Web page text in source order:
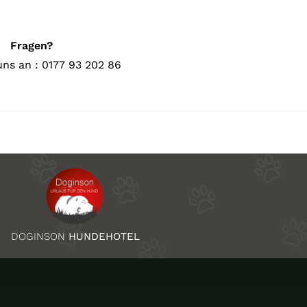
Fragen?
an : 0177 93 202 86
DOGINSON HUNDEHOTEL